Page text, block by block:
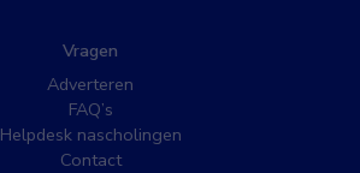
Vragen
Adverteren
FAQ’s
Helpdesk nascholingen
Contact